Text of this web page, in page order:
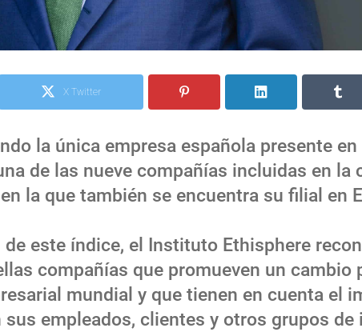
X Twitter
la única empresa española presente en
de las nueve compañías incluidas en la
la que también se encuentra su filial en
este índice, el Instituto Ethisphere
compañías que promueven un cambio
mundial y que tienen en cuenta el
empleados, clientes y otros grupos de